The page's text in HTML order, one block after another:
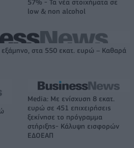
57% - Τα νέα στοιχήματα σε
low & non alcohol
στα 550 εκατ. ευρώ – Καθαρά
Media: Με ενίσχυση 8 εκατ.
ευρώ σε 451 επιχειρήσεις
ξεκίνησε το πρόγραμμα
στήριξης- Κάλυψη εισφορών
ΕΔΟΕΑΠ